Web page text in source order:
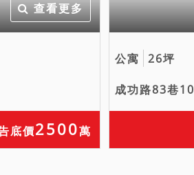
查看更多
底價2500萬
公寓 26坪
成功路83巷